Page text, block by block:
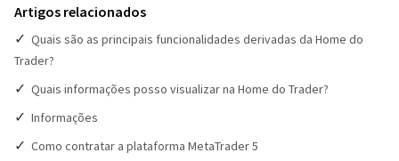
Artigos relacionados
Quais são as principais funcionalidades derivadas da Home do
Trader?
Quais informações posso visualizar na Home do Trader?
Informações
Como contratar a plataforma MetaTrader 5